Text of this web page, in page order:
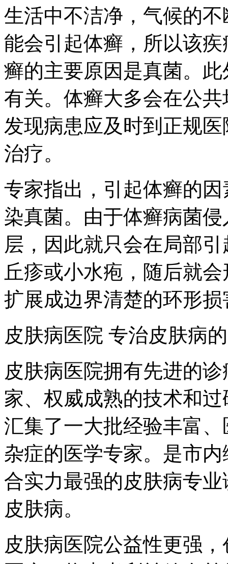
生活中不洁净，气候的
能会引起体癣，所以该
癣的主要原因是真菌。
有关。体癣大多会在公
发现病患应及时到正规
治疗。
专家指出，引起体癣的
染真菌。由于体癣病菌
层，因此就只会在局部
丘疹或小水疱，随后就
扩展成边界清楚的环形损
皮肤病医院 专治皮肤病
皮肤病医院拥有先进的
家、权威成熟的技术和
汇集了一大批经验丰富
杂症的医学专家。是市
合实力最强的皮肤病专
皮肤病。
皮肤病医院公益性更强